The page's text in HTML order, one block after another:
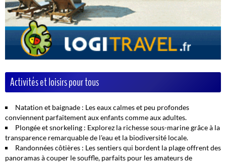
Activités et loisirs pour tous
Natation et baignade : Les eaux calmes et peu profondes
conviennent parfaitement aux enfants comme aux adultes.
Plongée et snorkeling : Explorez la richesse sous-marine grâce à la
transparence remarquable de l'eau et la biodiversité locale.
Randonnées côtières : Les sentiers qui bordent la plage offrent des
panoramas à couper le souffle, parfaits pour les amateurs de